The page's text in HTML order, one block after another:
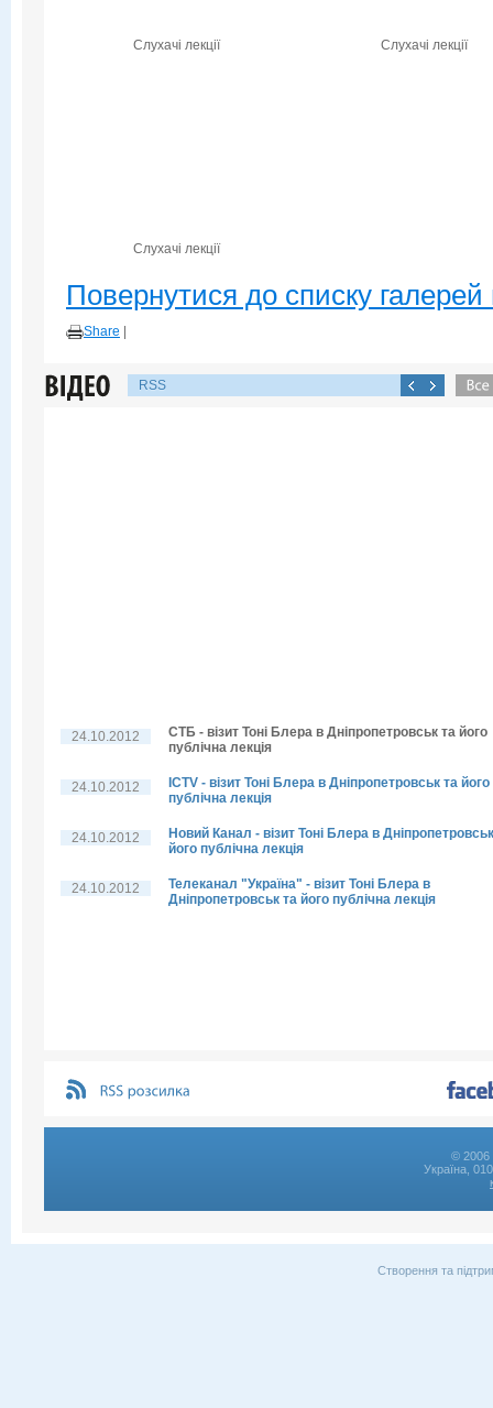
Слухачі лекції Слухачі лекції
Слухачі лекції
Повернутися до списку галерей
Share
RSS
24.10.2012
СТБ - візит Тоні Блера в Дніпропетровськ та його
публічна лекція
24.10.2012
ICTV - візит Тоні Блера в Дніпропетровськ та його
публічна лекція
24.10.2012
Новий Канал - візит Тоні Блера в
його публічна лекція
24.10.2012
Телеканал "Україна" - візит Тоні Блера в
Дніпропетровськ та його публічна лекція
© 2006
Україна,
Створення та